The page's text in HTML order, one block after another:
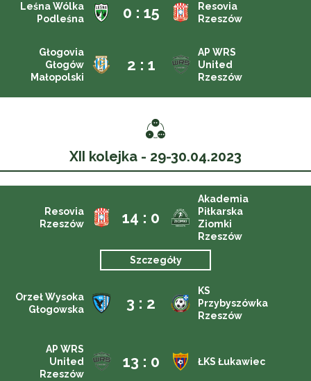
Leśna Wólka
Podleśna
0 : 15
Resovia
Rzeszów
Głogovia
Głogów
Małopolski
2 : 1
AP WRS
United
Rzeszów
XII kolejka - 29-30.04.2023
Resovia
Rzeszów
14 : 0
Akademia
Piłkarska
Ziomki
Rzeszów
Szczegóły
Orzeł Wysoka
Głogowska
3 : 2
KS
Przybyszówka
Rzeszów
AP WRS
United
Rzeszów
13 : 0 ŁKS Łukawiec